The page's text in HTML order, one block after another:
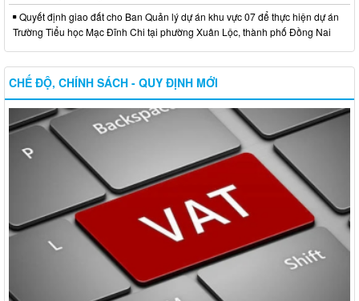
Quyết định giao đất cho Ban Quản lý dự án khu vực 07 để thực hiện dự án
Trường Tiểu học Mạc Đĩnh Chi tại phường Xuân Lộc, thành phố Đồng Nai
CHẾ ĐỘ, CHÍNH SÁCH - QUY ĐỊNH MỚI